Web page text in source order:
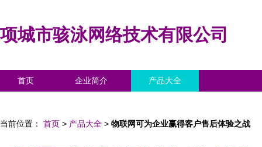
项城市骇泳网络技术有限公司
首页 企业简介 产品大全
当前位置： 首页 > 产品大全 > 物联网可为企业赢得客户售后体验之战